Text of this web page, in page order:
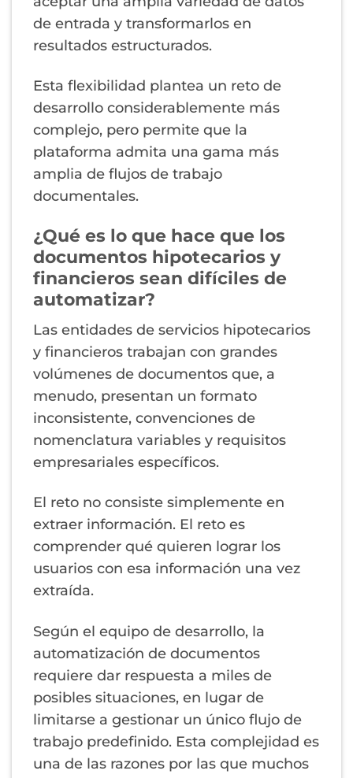
de entrada y transformarlos en
resultados estructurados.
Esta flexibilidad plantea un reto de
desarrollo considerablemente más
complejo, pero permite que la
plataforma admita una gama más
amplia de flujos de trabajo
documentales.
¿Qué es lo que hace que los
documentos hipotecarios y
financieros sean difíciles de
automatizar?
Las entidades de servicios hipotecarios
y financieros trabajan con grandes
volúmenes de documentos que, a
menudo, presentan un formato
inconsistente, convenciones de
nomenclatura variables y requisitos
empresariales específicos.
El reto no consiste simplemente en
extraer información. El reto es
comprender qué quieren lograr los
usuarios con esa información una vez
extraída.
Según el equipo de desarrollo, la
automatización de documentos
requiere dar respuesta a miles de
posibles situaciones, en lugar de
limitarse a gestionar un único flujo de
trabajo predefinido. Esta complejidad es
una de las razones por las que muchos